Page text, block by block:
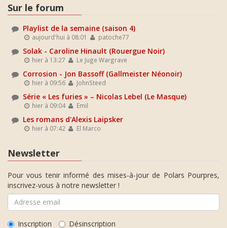
Sur le forum
Playlist de la semaine (saison 4)
aujourd'hui à 08:01 patoche77
Solak - Caroline Hinault (Rouergue Noir)
hier à 13:27 Le Juge Wargrave
Corrosion - Jon Bassoff (Gallmeister Néonoir)
hier à 09:56 JohnSteed
Série « Les furies » – Nicolas Lebel (Le Masque)
hier à 09:04 Emil
Les romans d'Alexis Laipsker
hier à 07:42 El Marco
Newsletter
Pour vous tenir informé des mises-à-jour de Polars Pourpres,
inscrivez-vous à notre newsletter !
Inscription Désinscription